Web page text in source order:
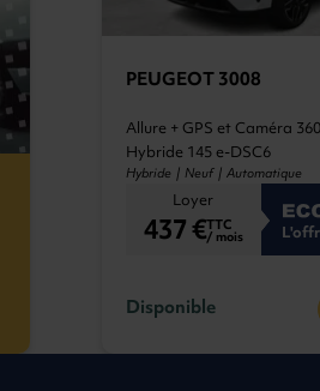
PEUGEOT 3008
Allure + GPS et Caméra 360
Hybride 145 e-DSC6
Hybride | Neuf | Automatique
Loyer
437 €TTC
/ mois
Disponible